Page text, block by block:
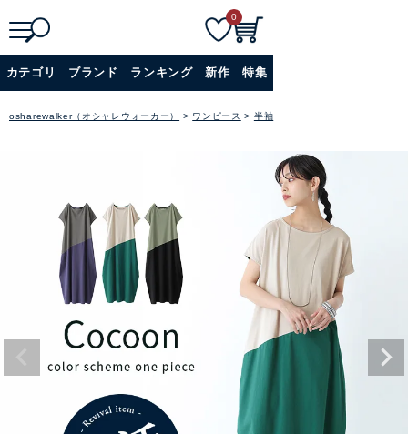
詳細検索
0
カテゴリ ブランド ランキング 新作 特集
osharewalker（オシャレウォーカー） ワンピース 半袖